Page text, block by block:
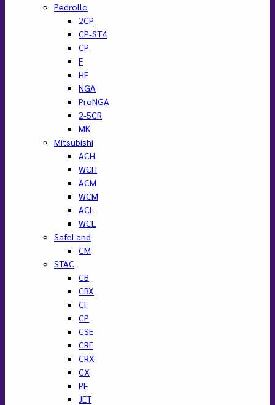
Pedrollo
2CP
CP-ST4
CP
F
HF
NGA
ProNGA
2-5CR
MK
Mitsubishi
ACH
WCH
ACM
WCM
ACL
WCL
SafeLand
CM
STAC
CB
CBX
CF
CP
CSE
CRE
CRX
CX
PF
JET